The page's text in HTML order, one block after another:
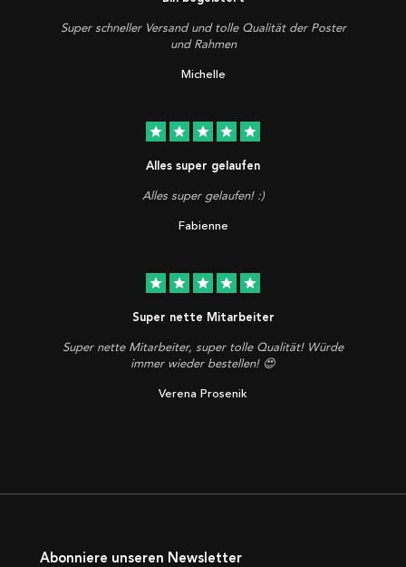
Super schneller Versand und tolle Qualität der Poster
und Rahmen
Michelle
star star star star star
Alles super gelaufen
Alles super gelaufen! :)
Fabienne
star star star star star
Super nette Mitarbeiter
Super nette Mitarbeiter, super tolle Qualität! Würde
immer wieder bestellen! 😍
Verena Prosenik
Abonniere unseren Newsletter